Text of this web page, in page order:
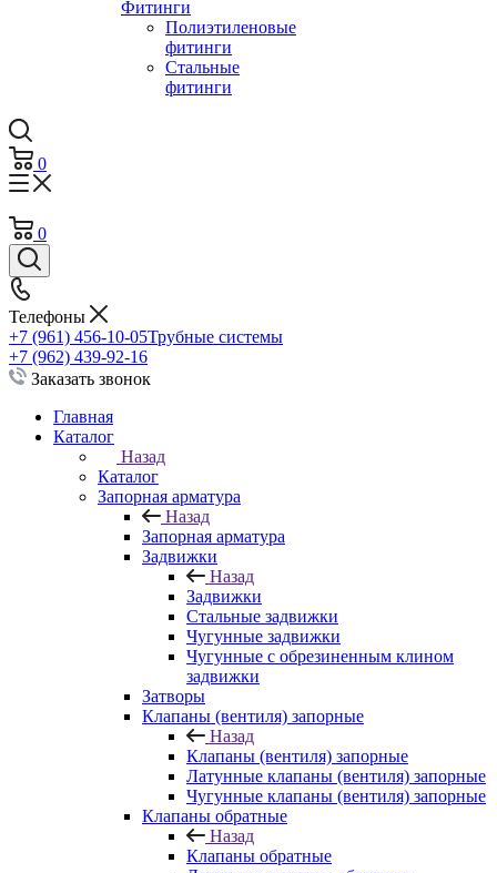
Фитинги
Полиэтиленовые
фитинги
Стальные
фитинги
0
0
Телефоны
+7 (961) 456-10-05Трубные системы
+7 (962) 439-92-16
Заказать звонок
Главная
Каталог
Назад
Каталог
Запорная арматура
Назад
Запорная арматура
Задвижки
Назад
Задвижки
Стальные задвижки
Чугунные задвижки
Чугунные с обрезиненным клином
задвижки
Затворы
Клапаны (вентиля) запорные
Назад
Клапаны (вентиля) запорные
Латунные клапаны (вентиля) запорные
Чугунные клапаны (вентиля) запорные
Клапаны обратные
Назад
Клапаны обратные